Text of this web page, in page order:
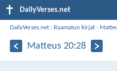
DailyVerses.net
DailyVerses.net › Raamatun kirjat ›
Matteus 20:28